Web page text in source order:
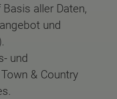
aller Daten,
und
und
& Country